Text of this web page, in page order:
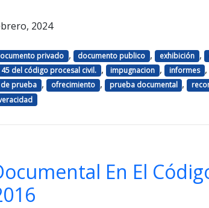
2024
privado , documento publico , exhibición ,
del código procesal civil. , impugnacion , informes ,
prueba , ofrecimiento , prueba documental ,
En El